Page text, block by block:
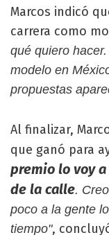
Marcos indicó
carrera como
qué quiero
modelo en
propuestas
Al finalizar,
que ganó para
premio lo voy
de la calle.
poco a la gente
tiempo",